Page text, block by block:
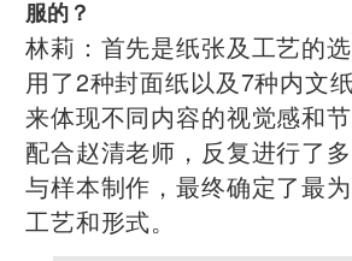
服的？
林莉：首先是纸张及工艺的
用了2种封面纸以及7种内文
来体现不同内容的视觉感和
配合赵清老师，反复进行了
与样本制作，最终确定了最为
工艺和形式。